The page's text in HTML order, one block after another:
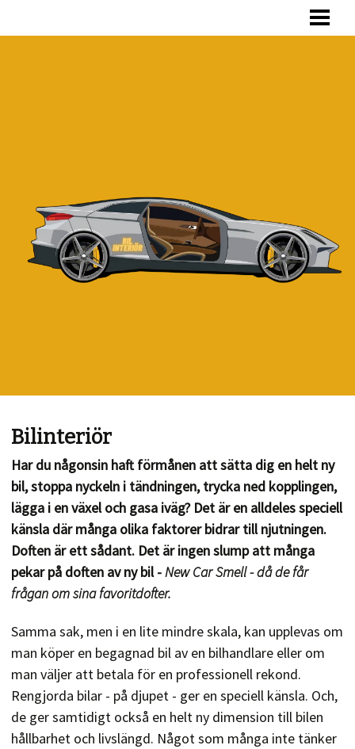
Bilinteriör
Har du någonsin haft förmånen att sätta dig en helt ny
bil, stoppa nyckeln i tändningen, trycka ned kopplingen,
lägga i en växel och gasa iväg? Det är en alldeles speciell
känsla där många olika faktorer bidrar till njutningen.
Doften är ett sådant. Det är ingen slump att många
pekar på doften av ny bil -New Car Smell- då de får
frågan om sina favoritdofter.
Samma sak, men i en lite mindre skala, kan upplevas om
man köper en begagnad bil av en bilhandlare eller om
man väljer att betala för en professionell rekond.
Rengjorda bilar - på djupet - ger en speciell känsla. Och,
de ger samtidigt också en helt ny dimension till bilen
hållbarhet och livslängd. Något som många inte tänker